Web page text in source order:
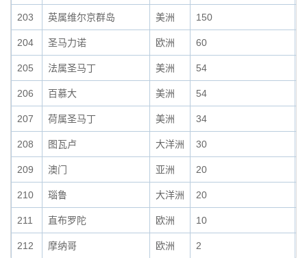
203 英属维尔京群岛 美洲 150
204 圣马力诺 欧洲 60
205 法属圣马丁 美洲 54
206 百慕大 美洲 54
207 荷属圣马丁 美洲 34
208 图瓦卢 大洋洲 30
209 澳门 亚洲 20
210 瑙鲁 大洋洲 20
211 直布罗陀 欧洲 10
212 摩纳哥 欧洲 2